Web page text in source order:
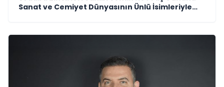
Sanat ve Cemiyet Dünyasının Ünlü İsimleriyle